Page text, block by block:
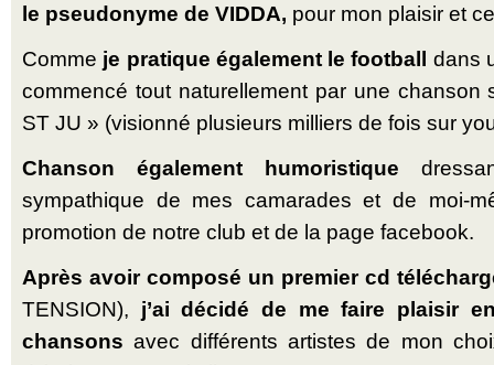
le pseudonyme de VIDDA, pour mon plaisir et
Comme je pratique également le football dans
commencé tout naturellement par une chanson
ST JU » (visionné plusieurs milliers de fois sur
Chanson également humoristique
sympathique de mes camarades et de moi-
promotion de notre club et de la page facebook.
Après avoir composé un premier cd
TENSION), j’ai décidé de me faire plaisir
chansons avec différents artistes de mon